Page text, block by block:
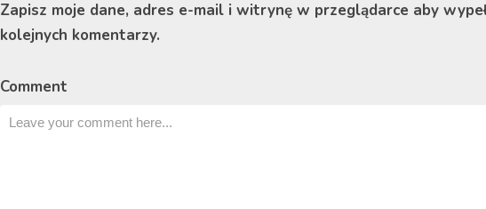
Zapisz moje dane, adres e-mail i witrynę w przeglądarce aby
kolejnych komentarzy.
Comment